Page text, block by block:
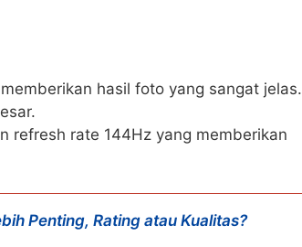
hasil foto yang sangat jelas.
refresh rate 144Hz yang memberikan
Penting, Rating atau Kualitas?